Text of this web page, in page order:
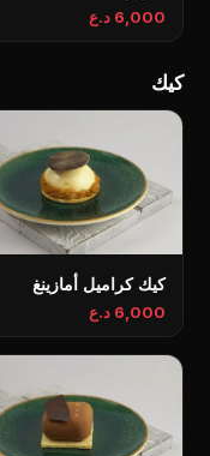
6,000 د.ع
كيك
كيك كراميل أمازينغ
6,000 د.ع